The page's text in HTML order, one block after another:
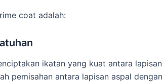
coat adalah:
ikatan yang kuat antara
pemisahan antara lapisan aspal